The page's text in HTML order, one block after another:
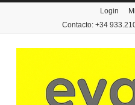
Login
Contacto: +34